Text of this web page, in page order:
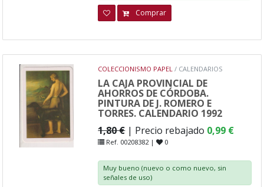
Comprar
COLECCIONISMO PAPEL / CALENDARIOS
LA CAJA PROVINCIAL DE
AHORROS DE CÓRDOBA.
PINTURA DE J. ROMERO E
TORRES. CALENDARIO 1992
1,80 € | Precio rebajado 0,99 €
Ref. 00208382 | 0
Muy bueno (nuevo o como nuevo, sin
señales de uso)